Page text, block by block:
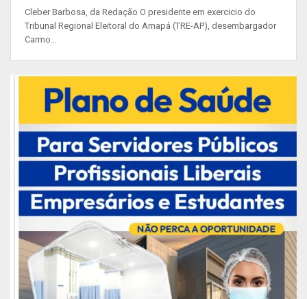
Cleber Barbosa, da Redação O presidente em exercicio do
Tribunal Regional Eleitoral do Amapá (TRE-AP), desembargador
Carmo…